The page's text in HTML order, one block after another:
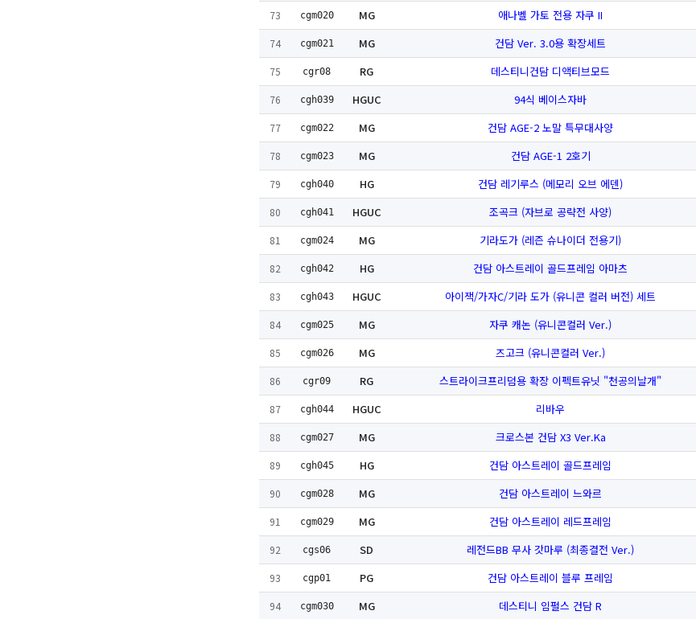
73 cgm020 MG 애나벨 가토 전용 자쿠 II
74 cgm021 MG 건담 Ver. 3.0용 확장세트
75 cgr08 RG 데스티니건담 디액티브모드
76 cgh039 HGUC 94식 베이스자바
77 cgm022 MG 건담 AGE-2 노말 특무대사양
78 cgm023 MG 건담 AGE-1 2호기
79 cgh040 HG 건담 레기루스 (메모리 오브 에덴)
80 cgh041 HGUC 조곡크 (자브로 공략전 사양)
81 cgm024 MG 기라도가 (레즌 슈나이더 전용기)
82 cgh042 HG 건담 아스트레이 골드프레임 아마츠
83 cgh043 HGUC 아이잭/가자C/기라 도가 (유니콘 컬러 버전) 세트
84 cgm025 MG 자쿠 캐논 (유니콘컬러 Ver.)
85 cgm026 MG 즈고크 (유니콘컬러 Ver.)
86 cgr09 RG 스트라이크프리덤용 확장 이펙트유닛 "천공의날개"
87 cgh044 HGUC 리바우
88 cgm027 MG 크로스본 건담 X3 Ver.Ka
89 cgh045 HG 건담 아스트레이 골드프레임
90 cgm028 MG 건담 아스트레이 느와르
91 cgm029 MG 건담 아스트레이 레드프레임
92 cgs06 SD 레전드BB 무사 갓마루 (최종결전 Ver.)
93 cgp01 PG 건담 아스트레이 블루 프레임
94 cgm030 MG 데스티니 임펄스 건담 R